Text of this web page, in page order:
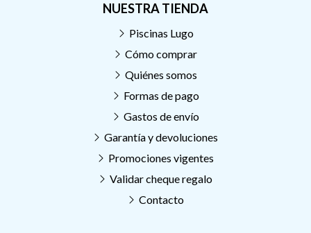
NUESTRA TIENDA
Piscinas Lugo
Cómo comprar
Quiénes somos
Formas de pago
Gastos de envío
Garantía y devoluciones
Promociones vigentes
Validar cheque regalo
Contacto